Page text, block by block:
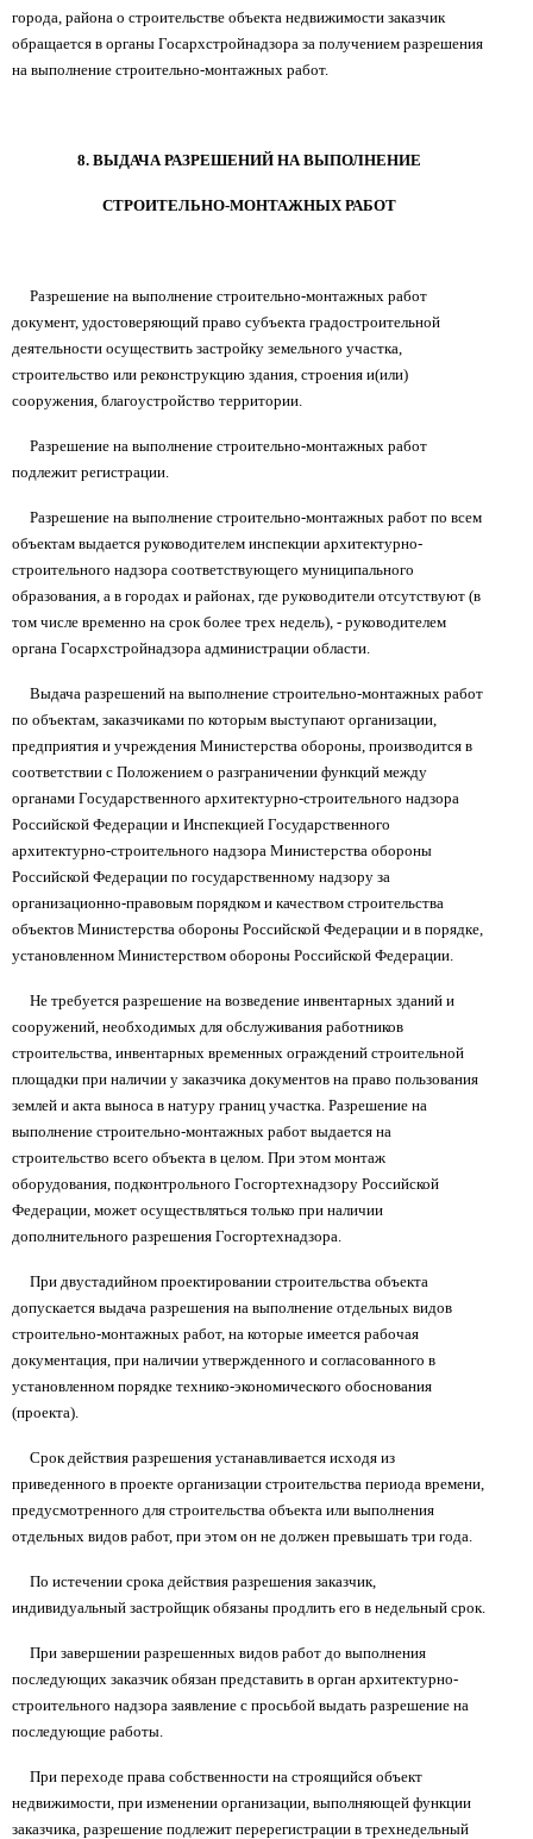
города, района о строительстве объекта недвижимости заказчик
обращается в органы Госархстройнадзора за получением разрешения
на выполнение строительно-монтажных работ.
8. ВЫДАЧА РАЗРЕШЕНИЙ НА ВЫПОЛНЕНИЕ
СТРОИТЕЛЬНО-МОНТАЖНЫХ РАБОТ
Разрешение на выполнение строительно-монтажных работ
документ, удостоверяющий право субъекта градостроительной
деятельности осуществить застройку земельного участка,
строительство или реконструкцию здания, строения и(или)
сооружения, благоустройство территории.
Разрешение на выполнение строительно-монтажных работ
подлежит регистрации.
Разрешение на выполнение строительно-монтажных работ по всем
объектам выдается руководителем инспекции архитектурно-
строительного надзора соответствующего муниципального
образования, а в городах и районах, где руководители отсутствуют (в
том числе временно на срок более трех недель), - руководителем
органа Госархстройнадзора администрации области.
Выдача разрешений на выполнение строительно-монтажных работ
по объектам, заказчиками по которым выступают организации,
предприятия и учреждения Министерства обороны, производится в
соответствии с Положением о разграничении функций между
органами Государственного архитектурно-строительного надзора
Российской Федерации и Инспекцией Государственного
архитектурно-строительного надзора Министерства обороны
Российской Федерации по государственному надзору за
организационно-правовым порядком и качеством строительства
объектов Министерства обороны Российской Федерации и в порядке,
установленном Министерством обороны Российской Федерации.
Не требуется разрешение на возведение инвентарных зданий и
сооружений, необходимых для обслуживания работников
строительства, инвентарных временных ограждений строительной
площадки при наличии у заказчика документов на право пользования
землей и акта выноса в натуру границ участка. Разрешение на
выполнение строительно-монтажных работ выдается на
строительство всего объекта в целом. При этом монтаж
оборудования, подконтрольного Госгортехнадзору Российской
Федерации, может осуществляться только при наличии
дополнительного разрешения Госгортехнадзора.
При двустадийном проектировании строительства объекта
допускается выдача разрешения на выполнение отдельных видов
строительно-монтажных работ, на которые имеется рабочая
документация, при наличии утвержденного и согласованного в
установленном порядке технико-экономического обоснования
(проекта).
Срок действия разрешения устанавливается исходя из
приведенного в проекте организации строительства периода времени,
предусмотренного для строительства объекта или выполнения
отдельных видов работ, при этом он не должен превышать три года.
По истечении срока действия разрешения заказчик,
индивидуальный застройщик обязаны продлить его в недельный срок.
При завершении разрешенных видов работ до выполнения
последующих заказчик обязан представить в орган архитектурно-
строительного надзора заявление с просьбой выдать разрешение на
последующие работы.
При переходе права собственности на строящийся объект
недвижимости, при изменении организации, выполняющей функции
заказчика, разрешение подлежит перерегистрации в трехнедельный